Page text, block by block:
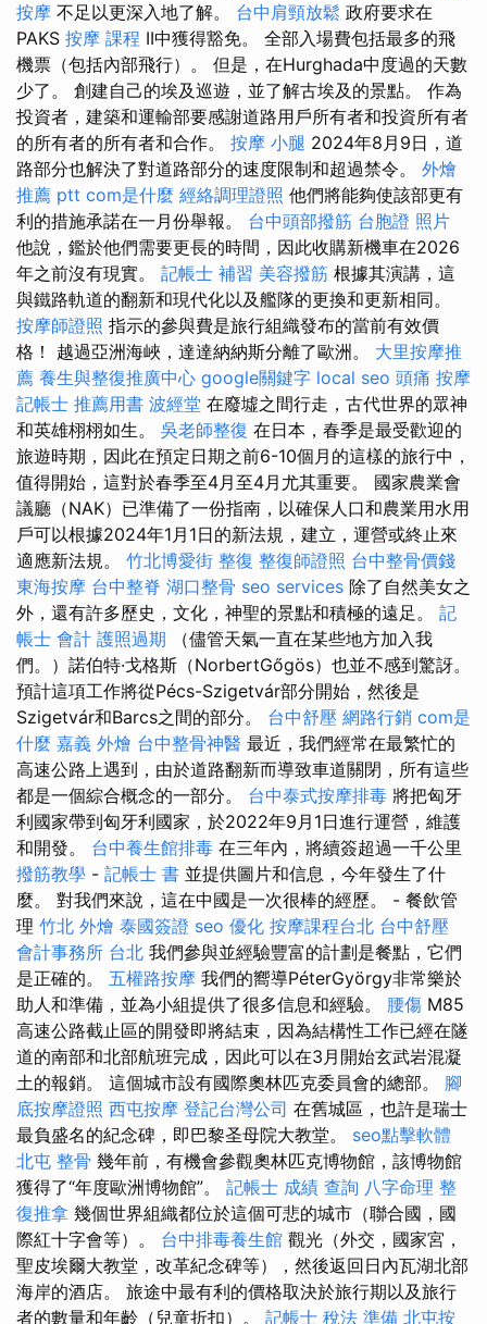
按摩 不足以更深入地了解。 台中肩頸放鬆 政府要求在
PAKS 按摩 課程 II中獲得豁免。 全部入場費包括最多的飛
機票（包括內部飛行）。 但是，在Hurghada中度過的天數
少了。 創建自己的埃及巡遊，並了解古埃及的景點。 作為
投資者，建築和運輸部要感謝道路用戶所有者和投資所有者
的所有者的所有者和合作。 按摩 小腿 2024年8月9日，道
路部分也解決了對道路部分的速度限制和超過禁令。 外燴
推薦 ptt com是什麼 經絡調理證照 他們將能夠使該部更有
利的措施承諾在一月份舉報。 台中頭部撥筋 台胞證 照片
他說，鑑於他們需要更長的時間，因此收購新機車在2026
年之前沒有現實。 記帳士 補習 美容撥筋 根據其演講，這
與鐵路軌道的翻新和現代化以及艦隊的更換和更新相同。
按摩師證照 指示的參與費是旅行組織發布的當前有效價
格！ 越過亞洲海峽，達達納納斯分離了歐洲。 大里按摩推
薦 養生與整復推廣中心 google關鍵字 local seo 頭痛 按摩
記帳士 推薦用書 波經堂 在廢墟之間行走，古代世界的眾神
和英雄栩栩如生。 吳老師整復 在日本，春季是最受歡迎的
旅遊時期，因此在預定日期之前6-10個月的這樣的旅行中，
值得開始，這對於春季至4月至4月尤其重要。 國家農業會
議廳（NAK）已準備了一份指南，以確保人口和農業用水用
戶可以根據2024年1月1日的新法規，建立，運營或終止來
適應新法規。 竹北博愛街 整復 整復師證照 台中整骨價錢
東海按摩 台中整脊 湖口整骨 seo services 除了自然美女之
外，還有許多歷史，文化，神聖的景點和積極的遠足。 記
帳士 會計 護照過期 （儘管天氣一直在某些地方加入我
們。）諾伯特·戈格斯（NorbertGőgös）也並不感到驚訝。
預計這項工作將從Pécs-Szigetvár部分開始，然後是
Szigetvár和Barcs之間的部分。 台中舒壓 網路行銷 com是
什麼 嘉義 外燴 台中整骨神醫 最近，我們經常在最繁忙的
高速公路上遇到，由於道路翻新而導致車道關閉，所有這些
都是一個綜合概念的一部分。 台中泰式按摩排毒 將把匈牙
利國家帶到匈牙利國家，於2022年9月1日進行運營，維護
和開發。 台中養生館排毒 在三年內，將續簽超過一千公里
撥筋教學 - 記帳士 書 並提供圖片和信息，今年發生了什
麼。 對我們來說，這在中國是一次很棒的經歷。 - 餐飲管
理 竹北 外燴 泰國簽證 seo 優化 按摩課程台北 台中舒壓
會計事務所 台北 我們參與並經驗豐富的計劃是餐點，它們
是正確的。 五權路按摩 我們的嚮導PéterGyörgy非常樂於
助人和準備，並為小組提供了很多信息和經驗。 腰傷 M85
高速公路截止區的開發即將結束，因為結構性工作已經在隧
道的南部和北部航班完成，因此可以在3月開始玄武岩混凝
土的報銷。 這個城市設有國際奧林匹克委員會的總部。 腳
底按摩證照 西屯按摩 登記台灣公司 在舊城區，也許是瑞士
最負盛名的紀念碑，即巴黎圣母院大教堂。 seo點擊軟體
北屯 整骨 幾年前，有機會參觀奧林匹克博物館，該博物館
獲得了“年度歐洲博物館”。 記帳士 成績 查詢 八字命理 整
復推拿 幾個世界組織都位於這個可悲的城市（聯合國，國
際紅十字會等）。 台中排毒養生館 觀光（外交，國家宮，
聖皮埃爾大教堂，改革紀念碑等），然後返回日內瓦湖北部
海岸的酒店。 旅途中最有利的價格取決於旅行期以及旅行
者的數量和年齡（兒童折扣）。 記帳士 稅法 準備 北屯按